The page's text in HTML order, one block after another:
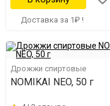
Доставка за 1₽ !
Дрожжи спиртовые
NOMIKAI NEO, 50 г